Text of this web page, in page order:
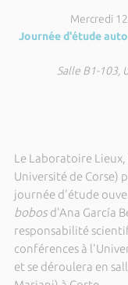
Mercredi
Journée d'étude
Salle B1-103,
Le Laboratoire Lieux,
Université de Corse)
journée d'étude
bobosd'Ana García
responsabilité
conférences à
et se déroulera en